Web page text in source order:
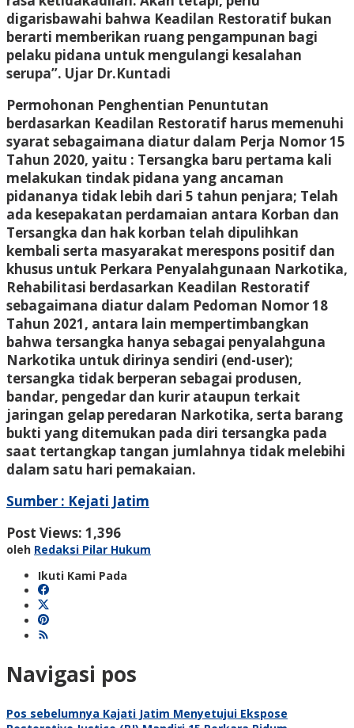
digarisbawahi bahwa Keadilan Restoratif bukan
berarti memberikan ruang pengampunan bagi
pelaku pidana untuk mengulangi kesalahan
serupa”. Ujar Dr.Kuntadi
Permohonan Penghentian Penuntutan
berdasarkan Keadilan Restoratif harus memenuhi
syarat sebagaimana diatur dalam Perja Nomor 15
Tahun 2020, yaitu : Tersangka baru pertama kali
melakukan tindak pidana yang ancaman
pidananya tidak lebih dari 5 tahun penjara; Telah
ada kesepakatan perdamaian antara Korban dan
Tersangka dan hak korban telah dipulihkan
kembali serta masyarakat merespons positif dan
khusus untuk Perkara Penyalahgunaan Narkotika,
Rehabilitasi berdasarkan Keadilan Restoratif
sebagaimana diatur dalam Pedoman Nomor 18
Tahun 2021, antara lain mempertimbangkan
bahwa tersangka hanya sebagai penyalahguna
Narkotika untuk dirinya sendiri (end-user);
tersangka tidak berperan sebagai produsen,
bandar, pengedar dan kurir ataupun terkait
jaringan gelap peredaran Narkotika, serta barang
bukti yang ditemukan pada diri tersangka pada
saat tertangkap tangan jumlahnya tidak melebihi
dalam satu hari pemakaian.
Sumber : Kejati Jatim
Post Views: 1,396
oleh Redaksi Pilar Hukum
Ikuti Kami Pada
Navigasi pos
Pos sebelumnya Kajati Jatim Menyetujui Ekspose